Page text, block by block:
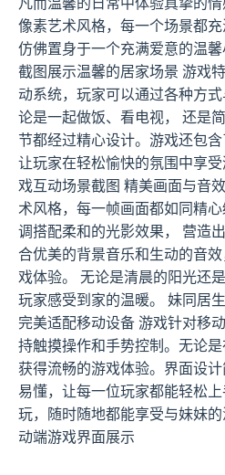
像素艺术风格，每一个场景都
仿佛置身于一个充满爱意的温
截图展示温馨的居家场景 游戏
动系统，玩家可以通过各种方
论是一起做饭、看电视， 还是
节都经过精心设计。游戏还包含
让玩家在轻松愉快的氛围中享
戏互动场景截图 精美画面与音
术风格，每一帧画面都如同精
调搭配柔和的光影效果， 营造
合优美的背景音乐和生动的音
戏体验。 无论是清晨的阳光还
玩家感受到家的温暖。 妹同居
完美适配移动设备 游戏针对移
持触摸操作和手势控制。无论
获得流畅的游戏体验。界面设
易懂，让每一位玩家都能轻松
玩，随时随地都能享受与妹妹
动端游戏界面展示